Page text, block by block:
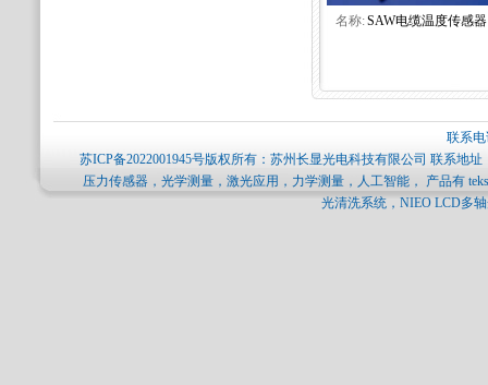
名称:SAW电缆温度传感器
联系
苏ICP备2022001945号版权所有：苏州长显光电科技有限公司 联系地
压力传感器，光学测量，激光应用，力学测量，人工智能， 产品有
光清洗系统，NIEO LCD多